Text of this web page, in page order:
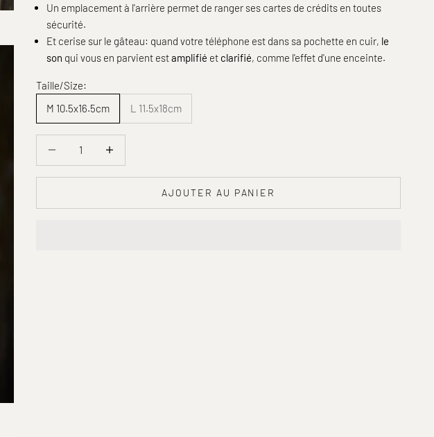
Un emplacement à l'arrière permet de ranger ses cartes de crédits en toutes
sécurité.
Et cerise sur le gâteau: quand votre téléphone est dans sa pochette en cuir, le
son qui vous en parvient estamplifié et clarifié, comme l'effet d'une enceinte.
Taille/Size:
M 10.5x16.5cm
L 11.5x18cm
AJOUTER AU PANIER